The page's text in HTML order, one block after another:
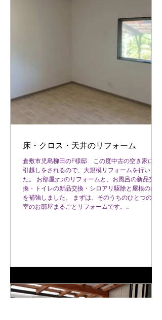
床・クロス・天井のリフォーム
倉敷市児島柳田のF様邸 この度中古の空き家にお
引越しをされるので、大規模リフォームを行いまし
た。 お部屋3つのリフォームと、お風呂の新品交
換・トイレの新品交換・シロアリ駆除と屋根のはり
を補強しました。 まずは、そのうちのひとつの洋
室のお部屋まるごとリフォームです。...